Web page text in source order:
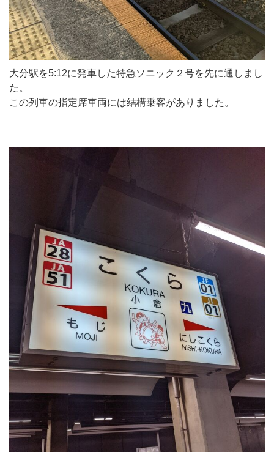
大分駅を5:12に発車した特急ソニック２号を先に通しまし
た。
この列車の指定席車両には結構乗客がありました。